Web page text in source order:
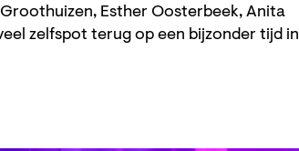
Esther Oosterbeek, Anita
zelfspot terug op een bijzonder tijd in